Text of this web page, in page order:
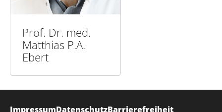
Prof. Dr. med.
Matthias P.A.
Ebert
ImpressumDatenschutzBarrierefreiheit